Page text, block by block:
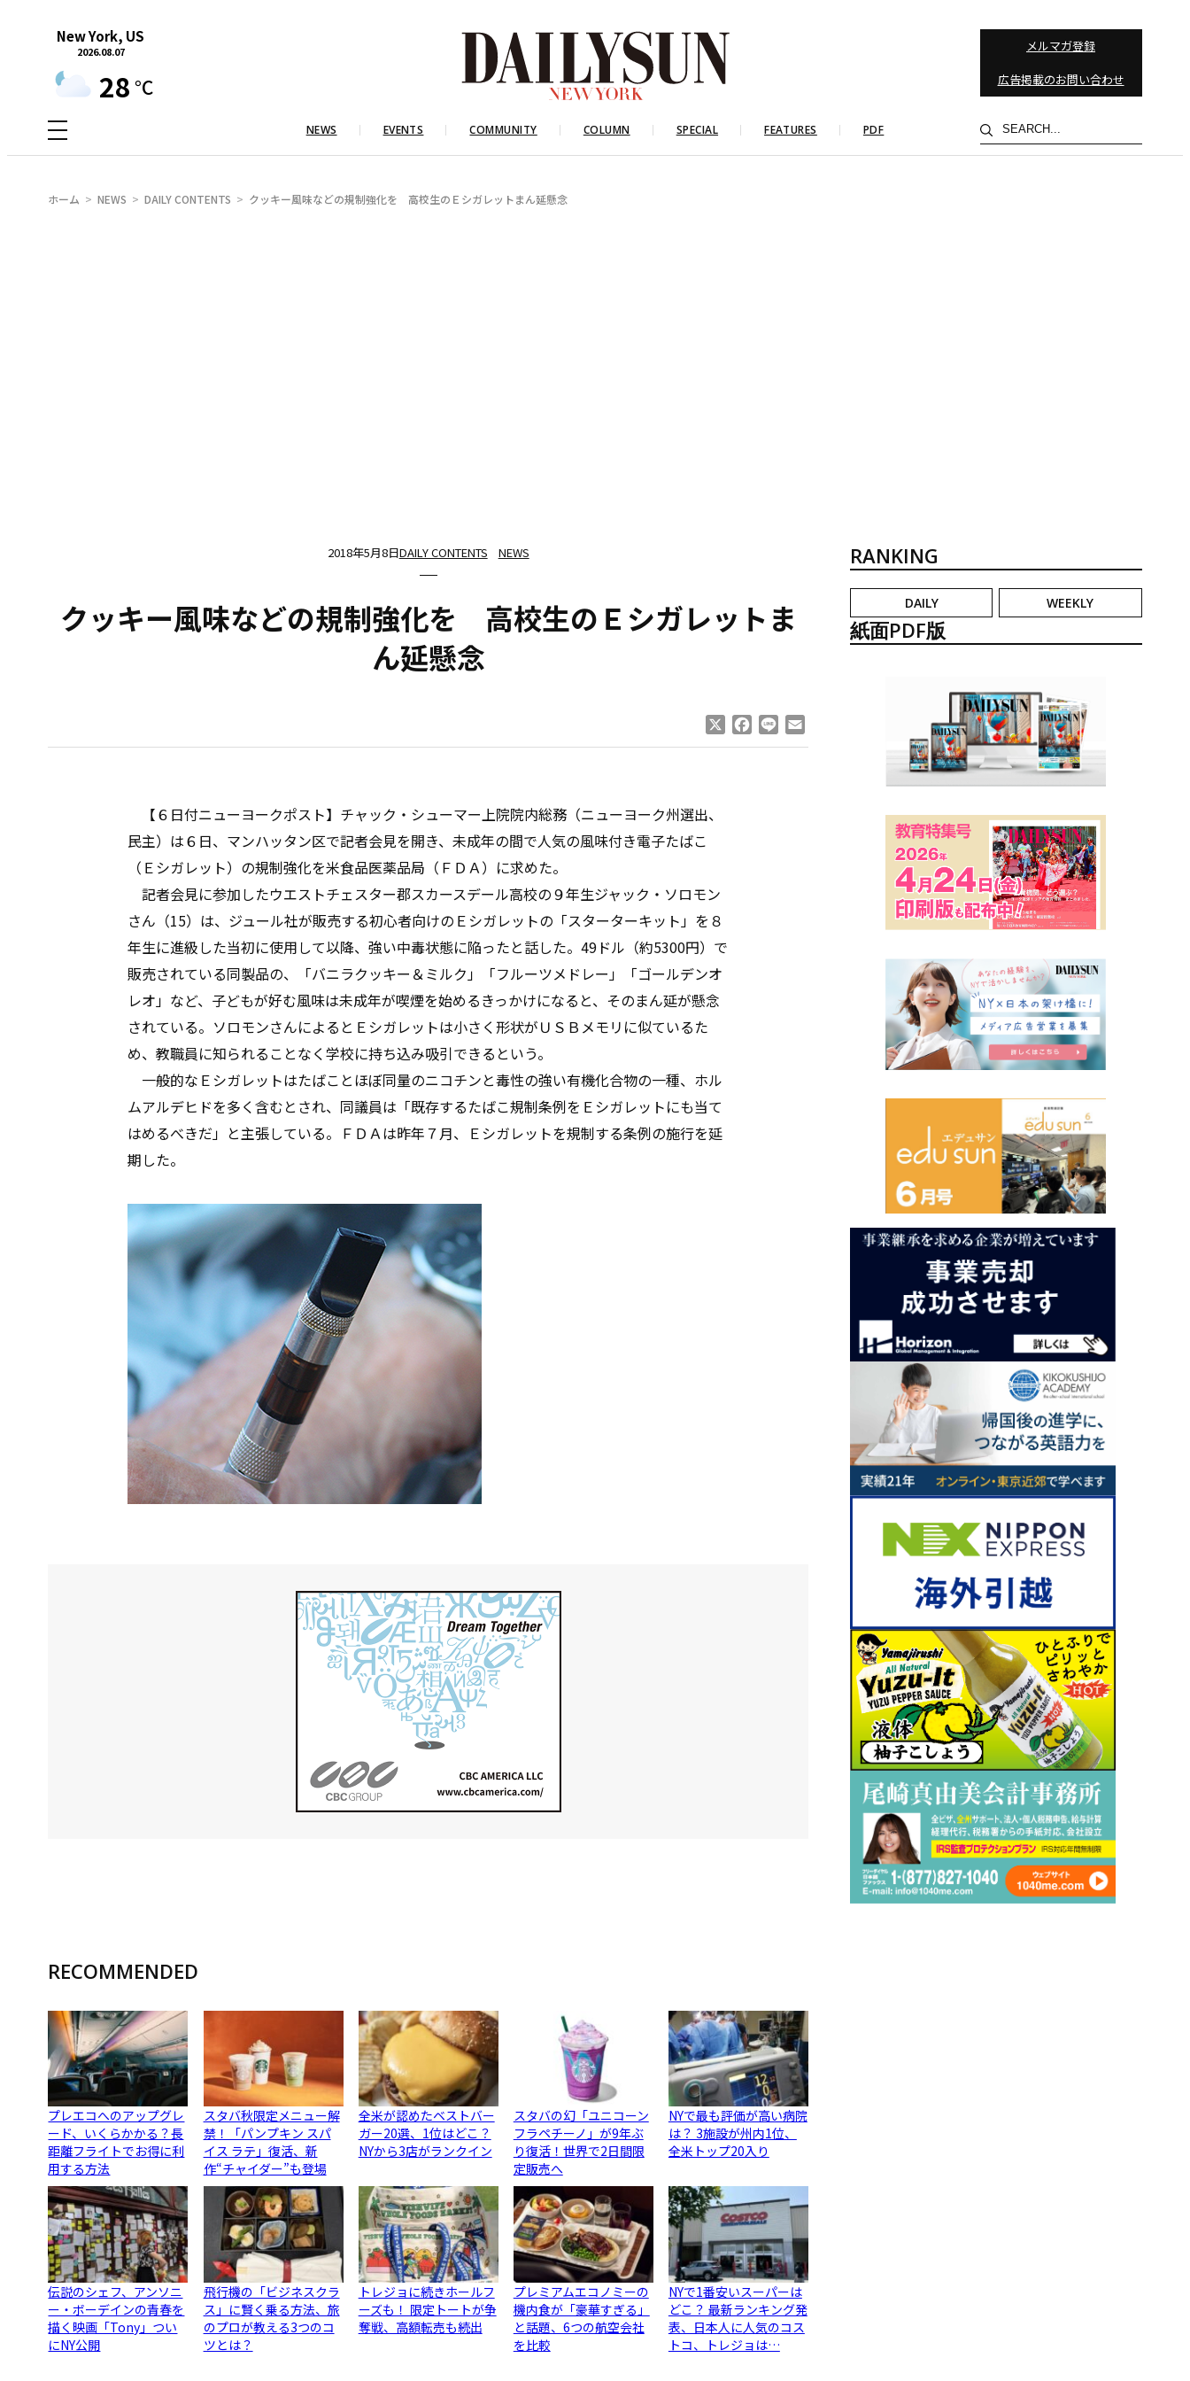
New York, US
2026.08.07
28 °C
メルマガ登録
広告掲載のお問い合わせ
NEWS EVENTS COMMUNITY COLUMN SPECIAL FEATURES PDF
検
索
ホーム NEWS DAILY CONTENTS クッキー風味などの規制強化を 高校生のＥシガレットまん延懸念
2018年5月8日DAILY CONTENTS NEWS
クッキー風味などの規制強化を 高校生のＥシガレットま
ん延懸念
Facebook
Line
【６日付ニューヨークポスト】チャック・シューマー上院院内総務（ニューヨーク州選出、
民主）は６日、マンハッタン区で記者会見を開き、未成年の間で人気の風味付き電子たばこ
（Ｅシガレット）の規制強化を米食品医薬品局（ＦＤＡ）に求めた。
記者会見に参加したウエストチェスター郡スカースデール高校の９年生ジャック・ソロモン
さん（15）は、ジュール社が販売する初心者向けのＥシガレットの「スターターキット」を８
年生に進級した当初に使用して以降、強い中毒状態に陥ったと話した。49ドル（約5300円）で
販売されている同製品の、「バニラクッキー＆ミルク」「フルーツメドレー」「ゴールデンオ
レオ」など、子どもが好む風味は未成年が喫煙を始めるきっかけになると、そのまん延が懸念
されている。ソロモンさんによるとＥシガレットは小さく形状がＵＳＢメモリに似ているた
め、教職員に知られることなく学校に持ち込み吸引できるという。
一般的なＥシガレットはたばことほぼ同量のニコチンと毒性の強い有機化合物の一種、ホル
ムアルデヒドを多く含むとされ、同議員は「既存するたばこ規制条例をＥシガレットにも当て
はめるべきだ」と主張している。ＦＤＡは昨年７月、Ｅシガレットを規制する条例の施行を延
期した。
RECOMMENDED
プレエコへのアップグレ
ード、いくらかかる？長
距離フライトでお得に利
用する方法
スタバ秋限定メニュー解
禁！「パンプキン スパ
イス ラテ」復活、新
作“チャイダー”も登場
全米が認めたベストバー
ガー20選、1位はどこ？
NYから3店がランクイン
スタバの幻「ユニコーン
フラペチーノ」が9年ぶ
り復活！世界で2日間限
定販売へ
NYで最も評価が高い病院
は？ 3施設が州内1位、
全米トップ20入り
伝説のシェフ、アンソニ
ー・ボーデインの青春を
描く映画「Tony」つい
にNY公開
飛行機の「ビジネスクラ
ス」に賢く乗る方法、旅
のプロが教える3つのコ
ツとは？
トレジョに続きホールフ
ーズも！ 限定トートが争
奪戦、高額転売も続出
プレミアムエコノミーの
機内食が「豪華すぎる」
と話題、6つの航空会社
を比較
NYで1番安いスーパーは
どこ？ 最新ランキング発
表、日本人に人気のコス
トコ、トレジョは…
RANKING
DAILY WEEKLY
紙面PDF版